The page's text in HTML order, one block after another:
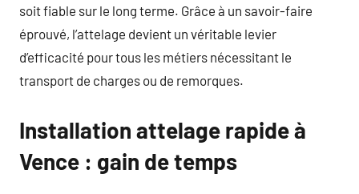
soit fiable sur le long terme. Grâce à un savoir-faire
éprouvé, l’attelage devient un véritable levier
d’efficacité pour tous les métiers nécessitant le
transport de charges ou de remorques.
Installation attelage rapide à
Vence : gain de temps